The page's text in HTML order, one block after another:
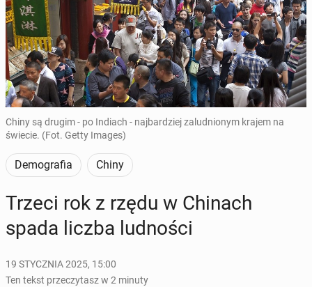
Chiny są drugim - po Indiach - najbardziej zaludnionym krajem na
świecie. (Fot. Getty Images)
Demografia Chiny
Trzeci rok z rzędu w Chinach
spada liczba lud­no­ści
19 STYCZNIA 2025, 15:00
Ten tekst przeczytasz w 2 minuty